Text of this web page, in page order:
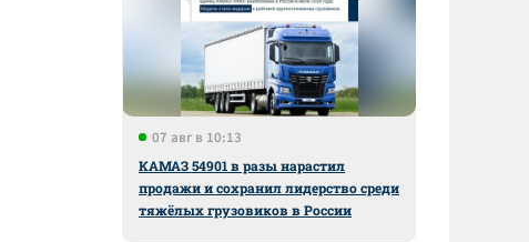
07 авг в 10:13
КАМАЗ 54901 в разы нарастил
продажи и сохранил лидерство среди
тяжёлых грузовиков в России